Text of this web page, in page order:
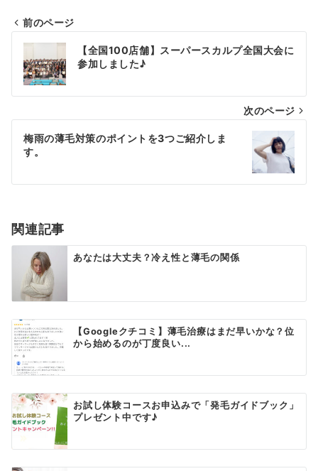
投
稿
ナ
ビ
ゲ
シ
ン
前のページ
【全国100店舗】スーパースカルプ全国大会に
参加しました♪
次のページ
梅雨の薄毛対策のポイントを3つご紹介しま
す。
関連記事
あなたは大丈夫？冷え性と薄毛の関係
【Googleクチコミ】薄毛治療はまだ早いかな？位
から始めるのが丁度良い...
お試し体験コースお申込みで「発毛ガイドブック」
プレゼント中です♪